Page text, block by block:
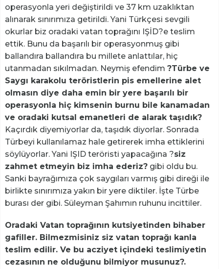
operasyonla yeri değiştirildi ve 37 km uzaklıktan
alınarak sınırımıza getirildi. Yani Türkçesi sevgili
okurlar biz oradaki vatan toprağını IŞİD?e teslim
ettik. Bunu da başarılı bir operasyonmuş gibi
ballandıra ballandıra bu millete anlattılar, hiç
utanmadan sıkılmadan. Neymiş efendim ?Türbe ve
Saygı karakolu teröristlerin pis emellerine alet
olmasın diye daha emin bir yere başarılı bir
operasyonla hiç kimsenin burnu bile kanamadan
ve oradaki kutsal emanetleri de alarak taşıdık?
Kaçırdık diyemiyorlar da, taşıdık diyorlar. Sonrada
Türbeyi kullanılamaz hale getirerek imha ettiklerini
söylüyorlar. Yani IŞID teröristi yapacağına ?siz
zahmet etmeyin biz imha ederiz? gibi oldu bu.
Sanki bayrağımıza çok saygıları varmış gibi direği ile
birlikte sınırımıza yakın bir yere diktiler. İşte Türbe
burası der gibi. Süleyman Şahımın ruhunu incittiler.
Oradaki Vatan toprağının kutsiyetinden bihaber
gafiller. Bilmezmisiniz siz vatan toprağı kanla
teslim edilir. Ve bu acziyet içindeki teslimiyetin
cezasının ne olduğunu bilmiyor musunuz?.